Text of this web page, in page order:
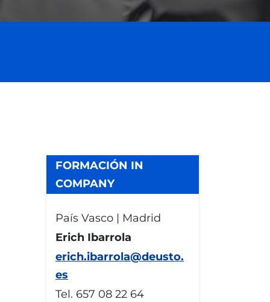
FORMACIÓN IN
COMPANY
País Vasco | Madrid
Erich Ibarrola
erich.ibarrola@deusto.
es
Tel. 657 08 22 64